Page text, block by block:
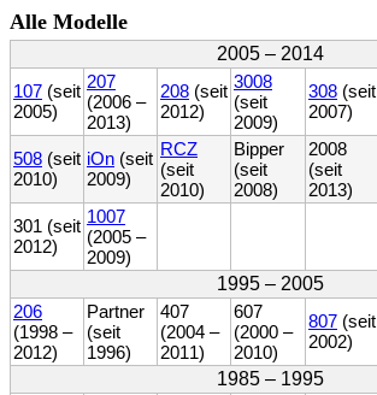
Alle Modelle
2005 – 2014
107 (seit
2005)
207
(2006 –
2013)
208 (seit
2012)
3008
(seit
2009)
308 (seit
2007)
508 (seit
2010)
iOn (seit
2009)
RCZ
(seit
2010)
Bipper
(seit
2008)
2008
(seit
2013)
301 (seit
2012)
1007
(2005 –
2009)
1995 – 2005
206
(1998 –
2012)
Partner
(seit
1996)
407
(2004 –
2011)
607
(2000 –
2010)
807 (seit
2002)
1985 – 1995